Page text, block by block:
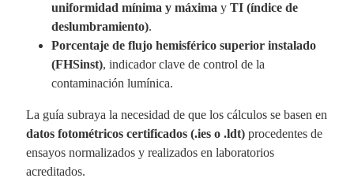
uniformidad mínima y máxima y TI (índice de
deslumbramiento).
Porcentaje de flujo hemisférico superior instalado
(FHSinst), indicador clave de control de la
contaminación lumínica.
La guía subraya la necesidad de que los cálculos se basen en
datos fotométricos certificados (.ies o .ldt)procedentes de
ensayos normalizados y realizados en laboratorios
acreditados.